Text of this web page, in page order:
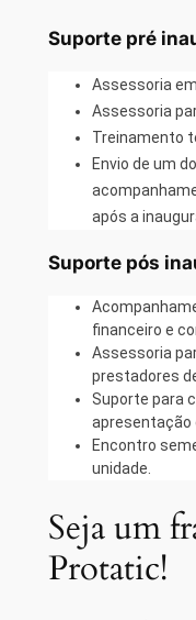
Suporte pré
Assessoria
Assessoria
Treinamento
Envio de um
após a
Suporte pós
financeiro e
Assessoria
prestadores
Suporte para
apresentação
Encontro
unidade.
Seja um
Protatic!